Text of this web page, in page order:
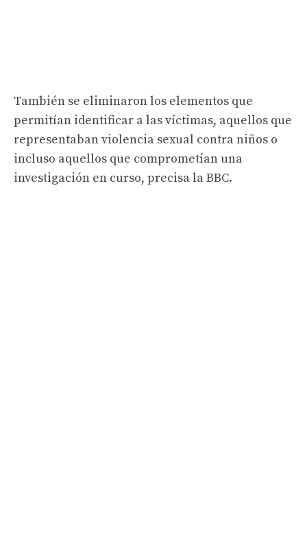
También se eliminaron los elementos que
permitían identificar a las víctimas, aquellos que
representaban violencia sexual contra niños o
incluso aquellos que comprometían una
investigación en curso, precisa la BBC.